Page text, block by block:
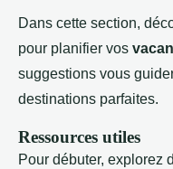
Dans cette section,
pour planifier vos
suggestions vous
destinations parfaites.
Ressources utiles
Pour débuter, explorez